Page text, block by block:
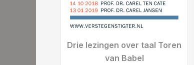
Drie lezingen over taal Toren
van Babel